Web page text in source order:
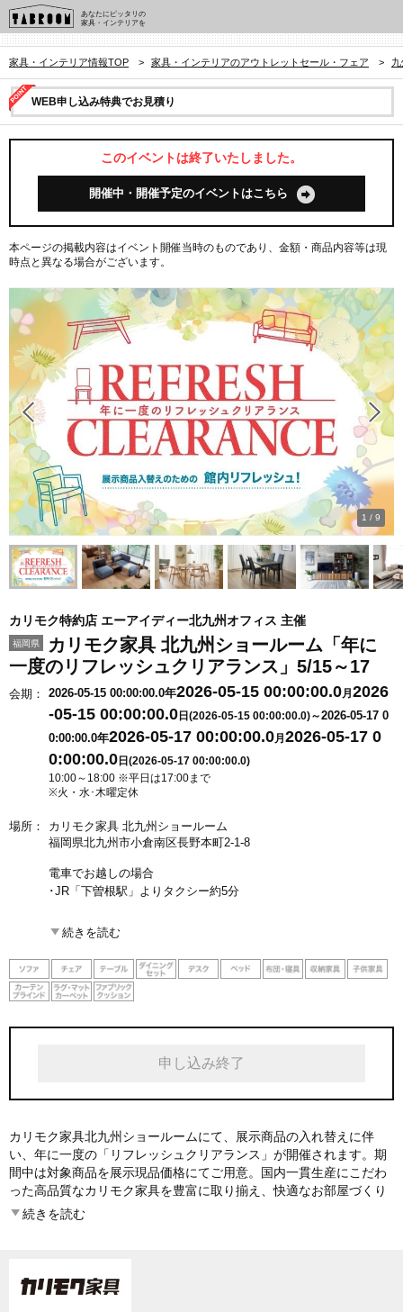
あなたにピッタリの
家具・インテリアを
家具・インテリア情報TOP > 家具・インテリアのアウトレットセール・フェア >
WEB申し込み特典でお見積り
このイベントは終了いたしました。
開催中・開催予定のイベントはこちら
本ページの掲載内容はイベント開催当時のものであり、金額・商品内容等は現
時点と異なる場合がございます。
1 / 9
カリモク特約店 エーアイディー北九州オフィス 主催
福岡県
カリモク家具 北九州ショールーム「年に
一度のリフレッシュクリアランス」5/15～17
会期： 2026-05-15 00:00:00.0年2026-05-15 00:00:00.0月2026
-05-15 00:00:00.0 日(2026-05-15 00:00:00.0)～2026-05-17 0
0:00:00.0年2026-05-17 00:00:00.0月2026-05-17 0
0:00:00.0 日(2026-05-17 00:00:00.0)
10:00～18:00 ※平日は17:00まで
※火・水･木曜定休
場所：
カリモク家具 北九州ショールーム
福岡県北九州市小倉南区長野本町2-1-8
電車でお越しの場合
･JR「下曽根駅」よりタクシー約5分
お車でお越しの場合
ぐ左折、直進約130m
･北九州都市高速道路「長野」下車国道10号線の最初の信号右
折、すぐ左折、直進約130m
･門司方面から県道25号線津田西交差点直進、最初の交差点を右
続きを読む
申し込み終了
カリモク家具北九州ショールームにて、展示商品の入れ替えに伴
い、年に一度の「リフレッシュクリアランス」が開催されます。期
間中は対象商品を展示現品価格にてご用意。国内一貫生産にこだわ
った高品質なカリモク家具を豊富に取り揃え、快適なお部屋づくり
と家具選びをお手伝いします。※現品限りのため、売り切れの際は
続きを読む